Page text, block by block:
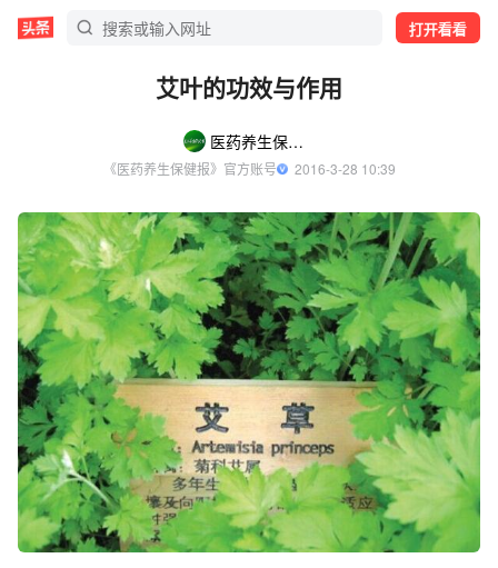
打开看看
艾叶的功效与作用
医药养生保健报
《医药养生保健报》官方账号
  2016-3-28 10:39